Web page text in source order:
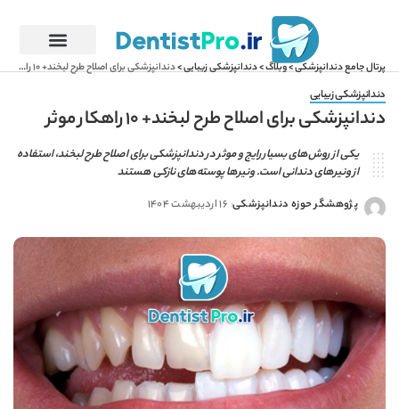
پرتال جامع دندانپزشکی>وبلاگ>دندانپزشکی زیبایی>دندانپزشکی برای اصلاح طرح لبخند+ 10 راهکار موثر
دندانپزشکی زیبایی
دندانپزشکی برای اصلاح طرح لبخند+ 10 راهکار موثر
یکی از روش‌های بسیار رایج و موثر در دندانپزشکی برای اصلاح طرح لبخند، استفاده
از ونیرهای دندانی است. ونیرها پوسته‌های نازکی هستند
پژوهشگر حوزه دندانپزشکی 16 اردیبهشت 1404